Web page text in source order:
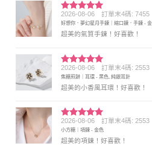
評分5 滿
分 5
2026-08-06 訂單末4碼: 7455
好想你．夢幻星月手鍊｜縮口鍊．手鍊 -
超美的氣質手鍊！好喜歡！
評分5滿
分 5
2026-08-06 訂單末4碼: 2553
焦糖煎餅｜耳環 - 黑色, 純銀耳針
超美的小香風耳環！好喜歡！
評分5 滿
分 5
2026-08-06 訂單末4碼: 2553
小方糖｜項鍊 - 金色
超美的項鍊！好喜歡！